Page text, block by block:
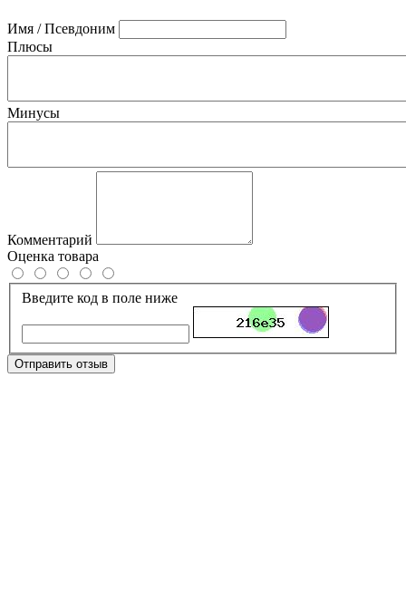
Имя / Псевдоним
Плюсы
Минусы
Комментарий
Оценка товара
Введите код в поле ниже
Отправить отзыв